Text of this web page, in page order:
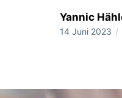
Yannic
14 Juni 2023 /